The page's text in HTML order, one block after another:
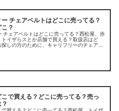
チェアベルトはどこに売ってる？
？
チェアベルトはどこに売ってる？西松屋、赤
トイザらスとか店舗で買える？取扱店はど
探しの方のために、キャリフリーのチェアベ
で買える？どこに売ってる？売っ